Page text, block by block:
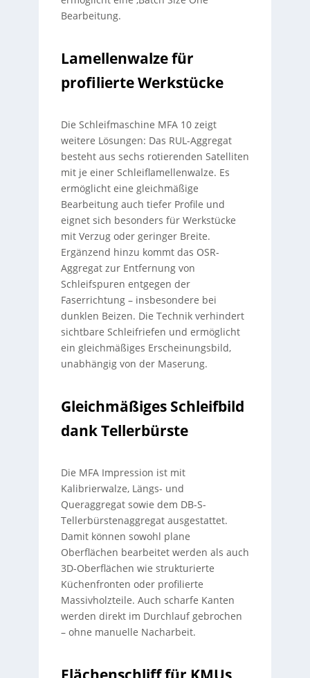
Bearbeitung.
Lamellenwalze für
profilierte Werkstücke
Die Schleifmaschine MFA 10 zeigt
weitere Lösungen: Das RUL-Aggregat
besteht aus sechs rotierenden Satelliten
mit je einer Schleiflamellenwalze. Es
ermöglicht eine gleichmäßige
Bearbeitung auch tiefer Profile und
eignet sich besonders für Werkstücke
mit Verzug oder geringer Breite.
Ergänzend hinzu kommt das OSR-
Aggregat zur Entfernung von
Schleifspuren entgegen der
Faserrichtung – insbesondere bei
dunklen Beizen. Die Technik verhindert
sichtbare Schleifriefen und ermöglicht
ein gleichmäßiges Erscheinungsbild,
unabhängig von der Maserung.
Gleichmäßiges Schleifbild
dank Tellerbürste
Die MFA Impression ist mit
Kalibrierwalze, Längs- und
Queraggregat sowie dem DB-S-
Tellerbürstenaggregat ausgestattet.
Damit können sowohl plane
Oberflächen bearbeitet werden als auch
3D-Oberflächen wie strukturierte
Küchenfronten oder profilierte
Massivholzteile. Auch scharfe Kanten
werden direkt im Durchlauf gebrochen
– ohne manuelle Nacharbeit.